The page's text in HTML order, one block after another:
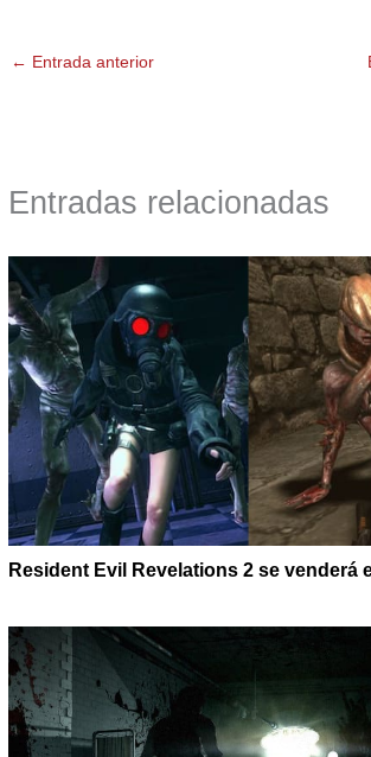
← Entrada anterior
Entradas relacionadas
Resident Evil Revelations 2 se venderá